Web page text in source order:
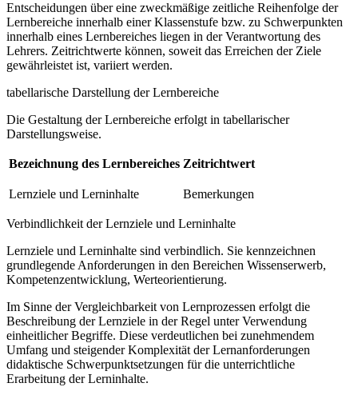
Entscheidungen über eine zweckmäßige zeitliche Reihenfolge der
Lernbereiche innerhalb einer Klassenstufe bzw. zu Schwerpunkten
innerhalb eines Lernbereiches liegen in der Verantwortung des
Lehrers. Zeitrichtwerte können, soweit das Erreichen der Ziele
gewährleistet ist, variiert werden.
tabellarische Darstellung der Lernbereiche
Die Gestaltung der Lernbereiche erfolgt in tabellarischer
Darstellungsweise.
Bezeichnung des Lernbereiches Zeitrichtwert
Lernziele und Lerninhalte Bemerkungen
Verbindlichkeit der Lernziele und Lerninhalte
Lernziele und Lerninhalte sind verbindlich. Sie kennzeichnen
grundlegende Anforderungen in den Bereichen Wissenserwerb,
Kompetenzentwicklung, Werteorientierung.
Im Sinne der Vergleichbarkeit von Lernprozessen erfolgt die
Beschreibung der Lernziele in der Regel unter Verwendung
einheitlicher Begriffe. Diese verdeutlichen bei zunehmendem
Umfang und steigender Komplexität der Lernanforderungen
didaktische Schwerpunktsetzungen für die unterrichtliche
Erarbeitung der Lerninhalte.